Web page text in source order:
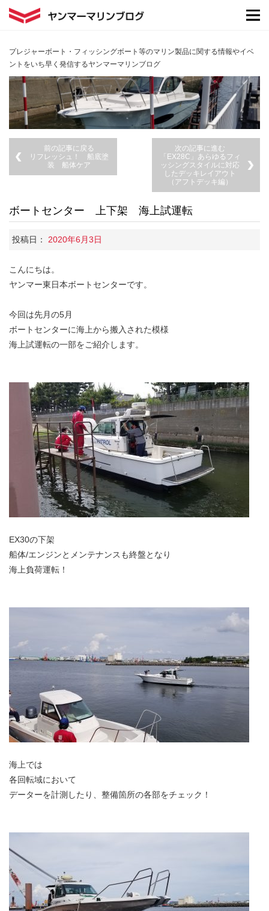
プレジャーボート・フィッシングボート等のマリン製品に関する情報やイベ
ントをいち早く発信するヤンマーマリンブログ
前の記事に戻る
リフレッシュ！ 船底塗
装 船体ケア
次の記事に進む
「EX28C」あらゆるフィ
ッシングスタイルに対応
したデッキレイアウト
（アフトデッキ編）
ボートセンター 上下架 海上試運転
投稿日： 2020年6月3日
こんにちは。
ヤンマー東日本ボートセンターです。
今回は先月の5月
ボートセンターに海上から搬入された模様
海上試運転の一部をご紹介します。
EX30の下架
船体/エンジンとメンテナンスも終盤となり
海上負荷運転！
海上では
各回転域において
データーを計測したり、整備箇所の各部をチェック！